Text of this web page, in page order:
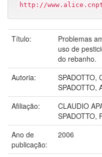
http://
Título:
Problemas
uso de
do rebanho.
Autoria:
SPADOTTO,
SPADOTTO,
Afiliação:
CLAUDIO
SPADOTTO,
Ano de
publicação:
2006